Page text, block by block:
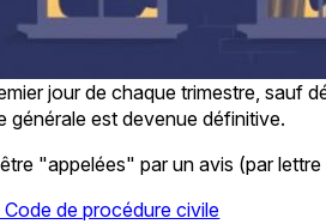
jour de chaque trimestre,
générale est devenue définitive.
"appelées" par un avis (par
de procédure civile